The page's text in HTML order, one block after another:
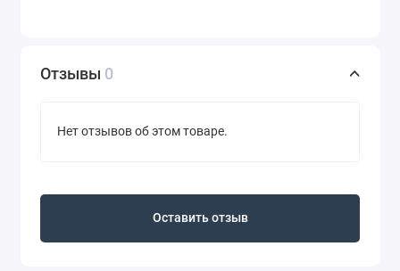
Отзывы 0
Нет отзывов об этом товаре.
Оставить отзыв